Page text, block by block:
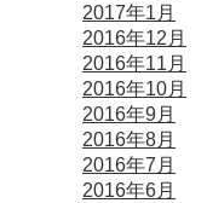
2017年1月
2016年12月
2016年11月
2016年10月
2016年9月
2016年8月
2016年7月
2016年6月